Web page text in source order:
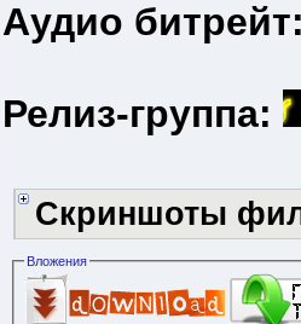
Аудио
Релиз-группа:
Скриншоты
Вложения